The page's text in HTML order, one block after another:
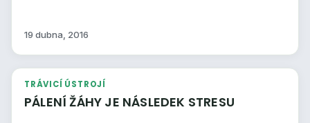
19 dubna, 2016
TRÁVICÍ ÚSTROJÍ
PÁLENÍ ŽÁHY JE NÁSLEDEK STRESU